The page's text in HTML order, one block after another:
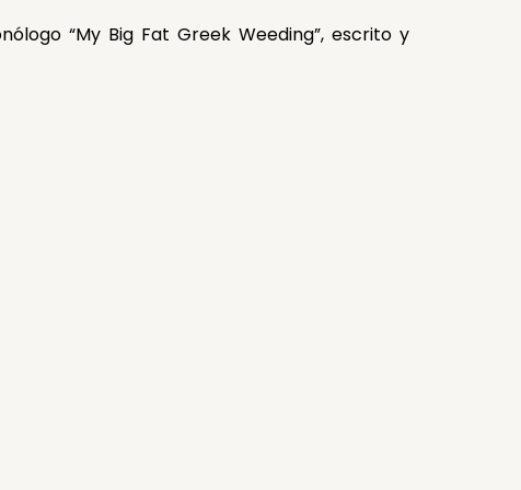
“My Big Fat Greek Weeding”, escrito y